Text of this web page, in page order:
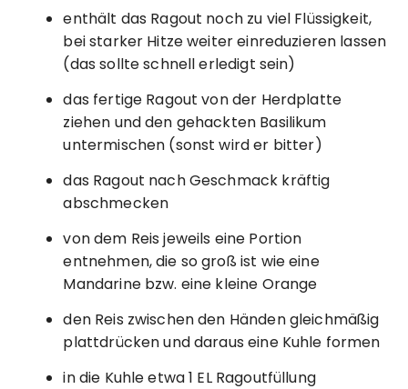
enthält das Ragout noch zu viel Flüssigkeit,
bei starker Hitze weiter einreduzieren lassen
(das sollte schnell erledigt sein)
das fertige Ragout von der Herdplatte
ziehen und den gehackten Basilikum
untermischen (sonst wird er bitter)
das Ragout nach Geschmack kräftig
abschmecken
von dem Reis jeweils eine Portion
entnehmen, die so groß ist wie eine
Mandarine bzw. eine kleine Orange
den Reis zwischen den Händen gleichmäßig
plattdrücken und daraus eine Kuhle formen
in die Kuhle etwa 1 EL Ragoutfüllung